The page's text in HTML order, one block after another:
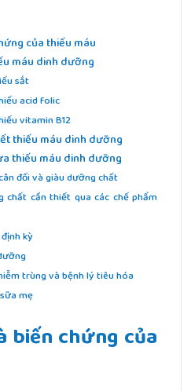
của thiếu máu
máu dinh dưỡng
sắt
acid folic
vitamin B12
thiếu máu dinh dưỡng
thiếu máu dinh dưỡng
đối và giàu dưỡng chất
chất cần thiết qua các chế phẩm
kỳ
trùng và bệnh lý tiêu hóa
mẹ
biến chứng của